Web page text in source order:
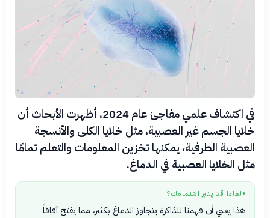
في اكتشاف علمي مفاجئ عام 2024، أظهرت الأبحاث أن
خلايا الجسم غير العصبية، مثل خلايا الكلى والأنسجة
العصبية الطرفية، يمكنها تخزين المعلومات والتعلم تمامًا
مثل الخلايا العصبية في الدماغ.
● لماذا قد يثير اهتمامك؟
هذا يعني أن فهمنا للذاكرة يتجاوز الدماغ بكثير، مما يفتح آفاقاً